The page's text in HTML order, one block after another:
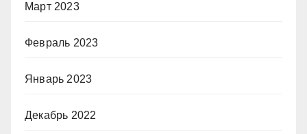
Март 2023
Февраль 2023
Январь 2023
Декабрь 2022